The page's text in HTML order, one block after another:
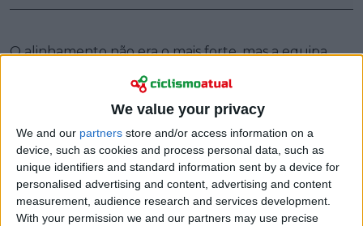
We value your privacy
We and our partners store and/or access information on a
device, such as cookies and process personal data, such as
unique identifiers and standard information sent by a device for
personalised advertising and content, advertising and content
measurement, audience research and services development.
With your permission we and our partners may use precise
O alinhamento não era o mais forte, mas a equipa
grande esperança para os sprints, mas abandonou
sem sequer fazer um top 10 nas chegadas rápidas.
Jensen Plowright assumiu o papel de sprinter
principal, conseguindo um 4º e um 6º lugares,
resultados encorajadores para o australiano. Busatto
entregou mais 2 top 10, Jonas Geens foi muito ativo
nas fugas, mas não teve sucesso. Vergalitto, Bayer e